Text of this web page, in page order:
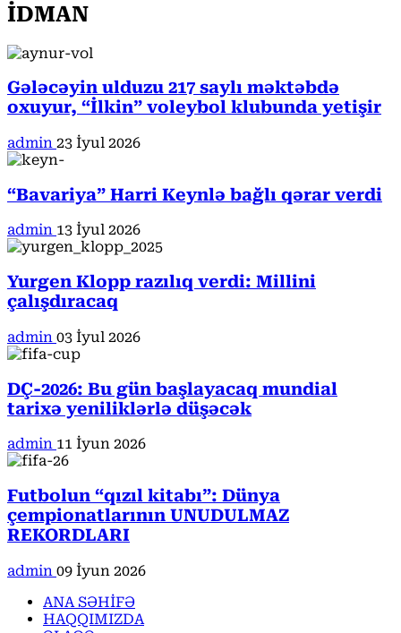
İDMAN
Gələcəyin ulduzu 217 saylı məktəbdə
oxuyur, “İlkin” voleybol klubunda yetişir
admin 23 İyul 2026
“Bavariya” Harri Keynlə bağlı qərar verdi
admin 13 İyul 2026
Yurgen Klopp razılıq verdi: Millini
çalışdıracaq
admin 03 İyul 2026
DÇ-2026: Bu gün başlayacaq mundial
tarixə yeniliklərlə düşəcək
admin 11 İyun 2026
Futbolun “qızıl kitabı”: Dünya
çempionatlarının UNUDULMAZ
REKORDLARI
admin 09 İyun 2026
ANA SƏHİFƏ
HAQQIMIZDA